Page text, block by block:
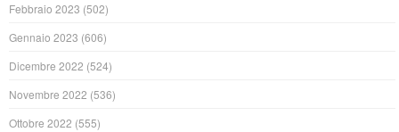
Febbraio 2023 (502)
Gennaio 2023 (606)
Dicembre 2022 (524)
Novembre 2022 (536)
Ottobre 2022 (555)